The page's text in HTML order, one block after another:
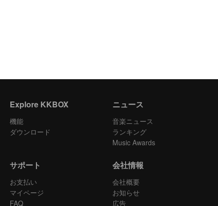
Explore KKBOX
機能
ダウンロード
ニュース
音楽ニュース
ランキング
Music Awards
サポート
お支払い
マイページ
FAQ
会社情報
会社概要
お知らせ
広告